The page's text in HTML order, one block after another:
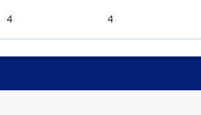
4 4